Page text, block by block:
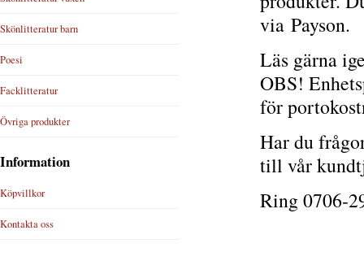
via Payson.
Läs gärna
OBS!
för
Har du
till vår
Ring 0706-
Skönlitteratur barn
Poesi
Facklitteratur
Övriga produkter
Information
Köpvillkor
Kontakta oss